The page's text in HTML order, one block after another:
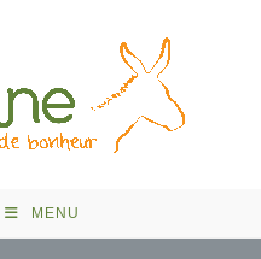
MENU